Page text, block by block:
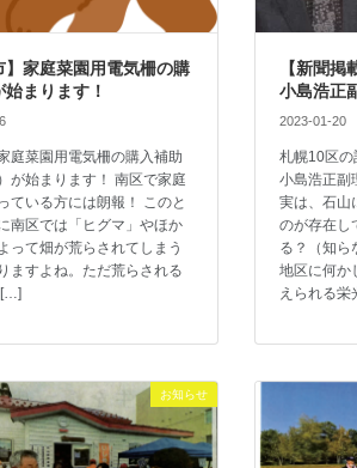
】家庭菜園用電気柵の購
始まります！
庭菜園用電気柵の購入補助
が始まります！ 南区で家庭
ている方には朗報！ このと
南区では「ヒグマ」やほか
って畑が荒らされてしまう
ますよね。ただ荒らされる
[…]
【新聞掲
小島浩正
2023-01-20
札幌10区の
小島浩正副
実は、石山
のが存在し
る？（知
地区に何か
えられる
お知らせ